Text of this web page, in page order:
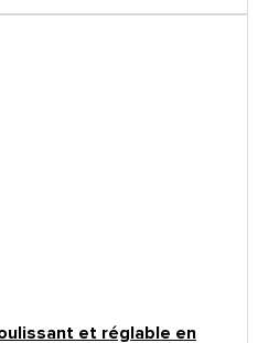
et réglable en